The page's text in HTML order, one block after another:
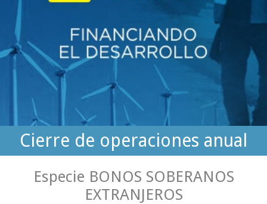
Cierre de operaciones anual
Especie BONOS SOBERANOS
EXTRANJEROS